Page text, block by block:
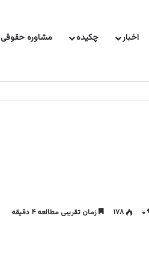
اخبار چکیده مشاوره حقوقی
۰ ۱۷۸ زمان تقریبی مطالعه ۴ دقیقه